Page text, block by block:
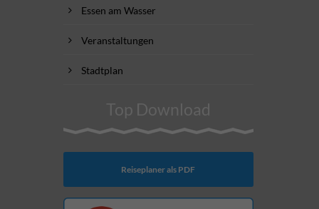
Essen am Wasser
Veranstaltungen
Stadtplan
Top Download
Reiseplaner als PDF